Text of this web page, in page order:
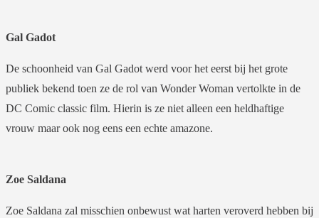
Gal Gadot
De schoonheid van Gal Gadot werd voor het eerst bij het grote
publiek bekend toen ze de rol van Wonder Woman vertolkte in de
DC Comic classic film. Hierin is ze niet alleen een heldhaftige
vrouw maar ook nog eens een echte amazone.
Zoe Saldana
Zoe Saldana zal misschien onbewust wat harten veroverd hebben bij